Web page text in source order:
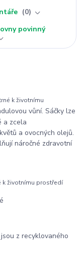
0
povinný
k životnímu
vůní. Sáčky lze
a zcela
a ovocných olejů.
náročné zdravotní
k životnímu prostředí
z recyklovaného